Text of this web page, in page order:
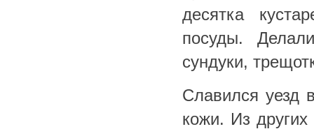
десятка
посуды.
сундуки,
Славился уезд
кожи. Из